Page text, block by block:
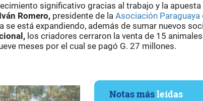
significativo gracias al trabajo y la
Iván Romero, presidente de la Asociación Paraguaya
se está expandiendo, además de sumar nuevos
los criadores cerraron la venta de 15
meses por el cual se pagó G. 27 millones.
Notas másleídas